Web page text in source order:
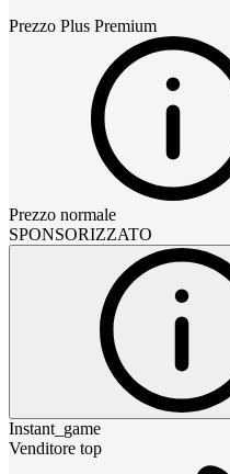
Prezzo Plus Premium
Prezzo normale
SPONSORIZZATO
Instant_game
Venditore top